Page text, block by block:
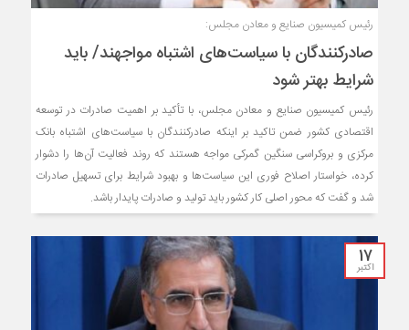
رئیس کمیسیون صنایع و معادن مجلس:
صادرکنندگان با سیاست‌های اشتباه مواجهند/ باید
شرایط بهتر شود
رئیس کمیسیون صنایع و معادن مجلس، با تأکید بر اهمیت صادرات در توسعه
اقتصادی کشور ضمن تاکید بر اینکه صادرکنندگان با سیاست‌های اشتباه بانک
مرکزی و بروکراسی سنگین گمرکی مواجه هستند که روند فعالیت آن‌ها را دشوار
کرده، خواستار اصلاح فوری این سیاست‌ها و بهبود شرایط برای تسهیل صادرات
شد و گفت که محور اصلی کار کشور باید تولید و صادرات پایدار باشد.
17
اکتبر